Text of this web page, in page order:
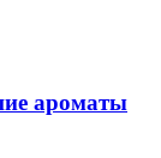
ароматы